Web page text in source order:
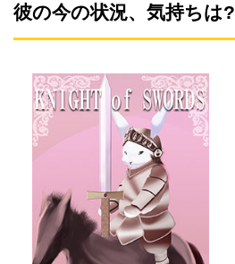
彼の今の状況、気持ちは?